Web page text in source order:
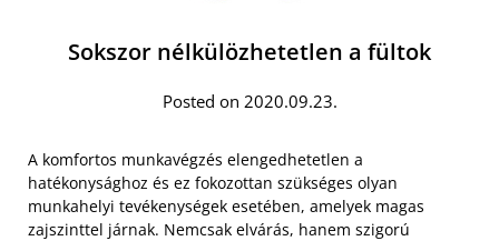
Sokszor nélkülözhetetlen a fültok
Posted on 2020.09.23.
A komfortos munkavégzés elengedhetetlen a
hatékonysághoz és ez fokozottan szükséges olyan
munkahelyi tevékenységek esetében, amelyek magas
zajszinttel járnak. Nemcsak elvárás, hanem szigorú